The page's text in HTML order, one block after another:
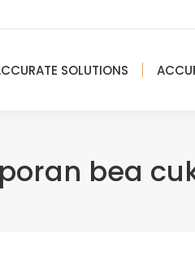
SOLUTIONS
bea